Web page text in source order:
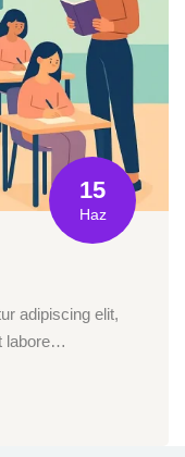
15
Haz
adipiscing elit,
labore…